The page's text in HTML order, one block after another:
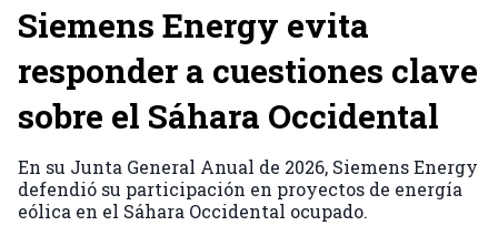
Siemens Energy evita
responder a cuestiones clave
sobre el Sáhara Occidental
En su Junta General Anual de 2026, Siemens Energy
defendió su participación en proyectos de energía
eólica en el Sáhara Occidental ocupado.